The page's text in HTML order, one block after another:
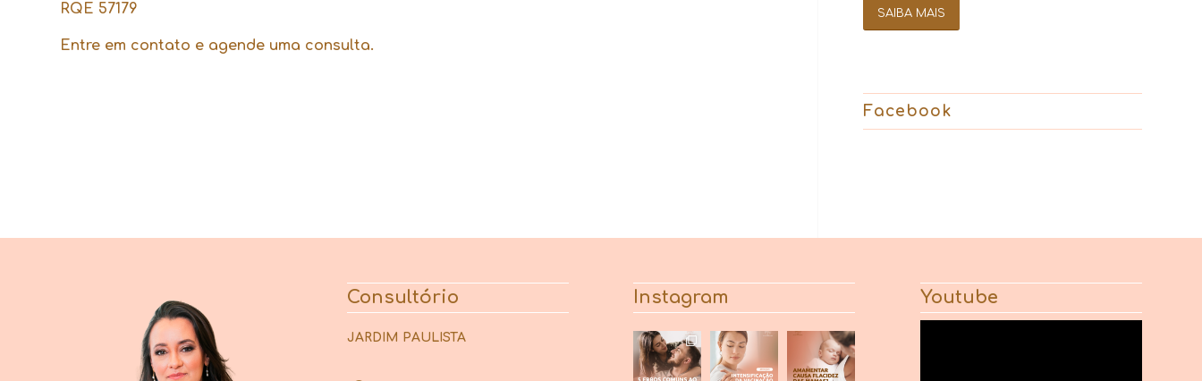
RQE 57179
Entre em contato e agende uma consulta.
SAIBA MAIS
Facebook
Consultório
JARDIM PAULISTA
Instagram Youtube